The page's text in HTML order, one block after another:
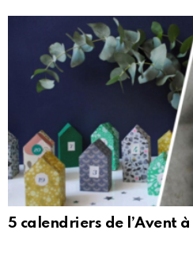
5 calendriers de l’Avent